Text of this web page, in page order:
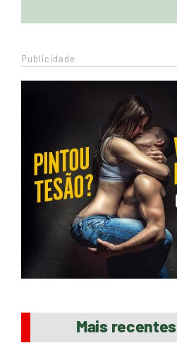
Publicidade
Mais recentes